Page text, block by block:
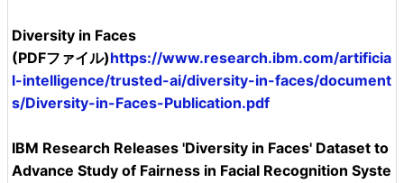
Diversity in Faces
(PDFファイル)https://www.research.ibm.com/artificia
l-intelligence/trusted-ai/diversity-in-faces/document
s/Diversity-in-Faces-Publication.pdf
IBM Research Releases 'Diversity in Faces' Dataset to
Advance Study of Fairness in Facial Recognition Syste